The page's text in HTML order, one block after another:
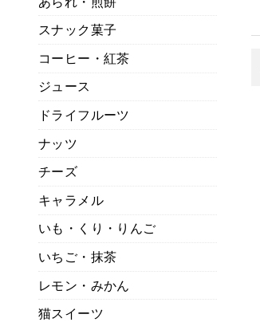
スナック菓子
コーヒー・紅茶
ジュース
ドライフルーツ
ナッツ
チーズ
キャラメル
いも・くり・りんご
いちご・抹茶
レモン・みかん
猫スイーツ